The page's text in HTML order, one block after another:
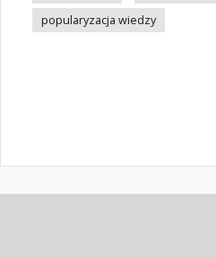
popularyzacja wiedzy